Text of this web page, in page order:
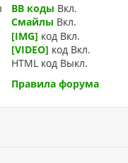
BB коды Вкл.
Смайлы Вкл.
[IMG] код Вкл.
[VIDEO] код Вкл.
HTML код Выкл.
Правила форума